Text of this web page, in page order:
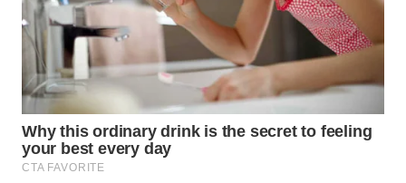
TEBING
TINGGI
WN
PAKPAK